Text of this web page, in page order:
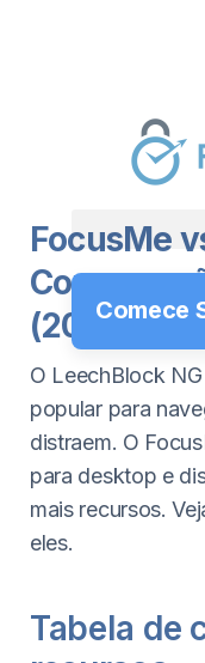
Comece
FocusMe
(2026)
O LeechBlock
popular para
distraem. O
para desktop e
mais recursos.
eles.
Tabela de